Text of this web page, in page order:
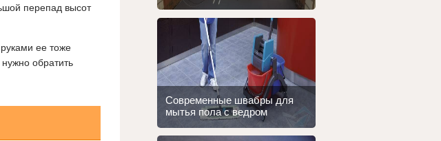
перепад высот
ее тоже
обратить
Современные швабры для
мытья пола с ведром